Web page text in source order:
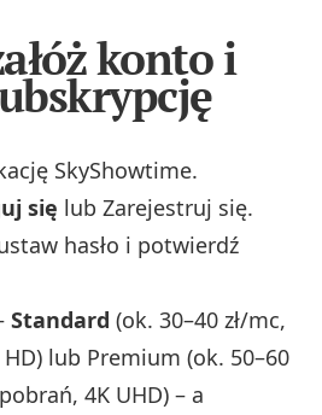
konto i
SkyShowtime.
się lub Zarejestruj się.
hasło i potwierdź
Standard (ok. 30–40 zł/mc,
lub Premium (ok. 50–60
4K UHD) – a